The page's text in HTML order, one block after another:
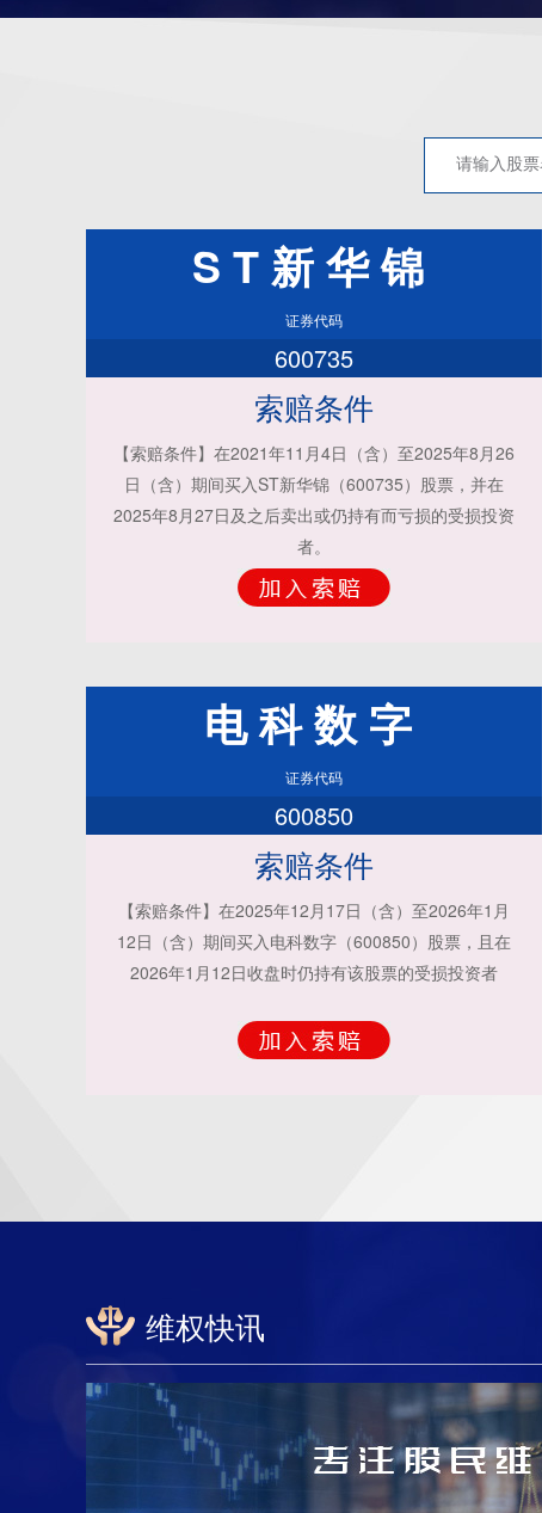
ST新华锦
证券代码
600735
索赔条件
【索赔条件】在2021年11月4日（含）至2025年8月26
日（含）期间买入ST新华锦（600735）股票，并在
2025年8月27日及之后卖出或仍持有而亏损的受损投资
者。
电科数字
证券代码
600850
索赔条件
【索赔条件】在2025年12月17日（含）至2026年1月
12日（含）期间买入电科数字（600850）股票，且在
2026年1月12日收盘时仍持有该股票的受损投资者
维权快讯